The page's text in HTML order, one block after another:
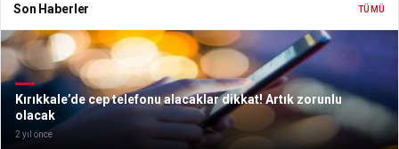
Son Haberler TÜMÜ
Kırıkkale’de cep telefonu alacaklar dikkat! Artık zorunlu
olacak
2 yıl önce